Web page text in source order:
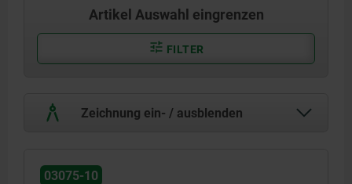
Artikel Auswahl eingrenzen
FILTER
Zeichnung ein- / ausblenden
03075-10